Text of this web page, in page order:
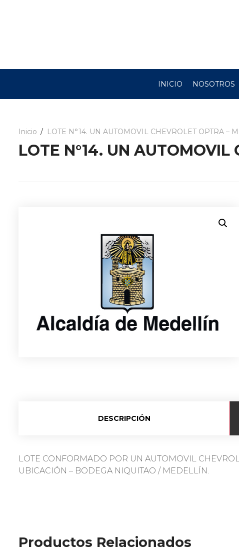
INICIO NOSOTROS
Inicio LOTE N°14. UN AUTOMOVIL CHEVROLET OPTRA –
LOTE N°14. UN AUTOMOVIL
DESCRIPCIÓN
LOTE CONFORMADO POR UN AUTOMOVIL
UBICACIÓN – BODEGA NIQUITAO / MEDELLÍN.
Productos Relacionados